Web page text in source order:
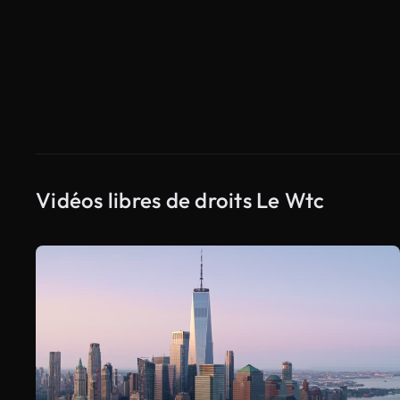
Vidéos libres de droits Le Wtc